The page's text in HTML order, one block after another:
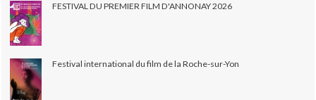
FESTIVAL DU PREMIER FILM D'ANNONAY 2026
Festival international du film de la Roche-sur-Yon